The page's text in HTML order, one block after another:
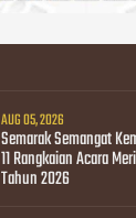
AUG 05, 2026
Semarak Semangat
11 Rangkaian Acara
Tahun 2026